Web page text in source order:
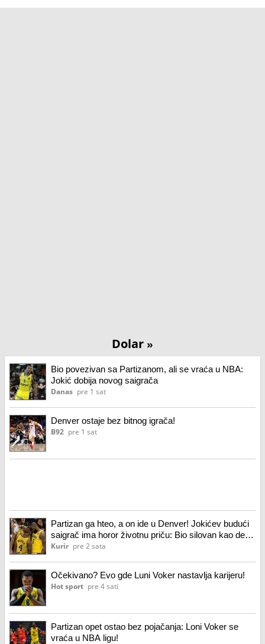
Dolar »
Bio povezivan sa Partizanom, ali se vraća u NBA:
Jokić dobija novog saigrača
Danas pre 1 sat
Denver ostaje bez bitnog igrača!
B92 pre 1 sat
Partizan ga hteo, a on ide u Denver! Jokićev budući
saigrač ima horor životnu priču: Bio silovan kao dete,
proživeo pravi pakao, pa utehu našao u košarci!
Kurir pre 2 sata
Očekivano? Evo gde Luni Voker nastavlja karijeru!
Hot sport pre 4 sati
Partizan opet ostao bez pojačanja: Loni Voker se
vraća u NBA ligu!